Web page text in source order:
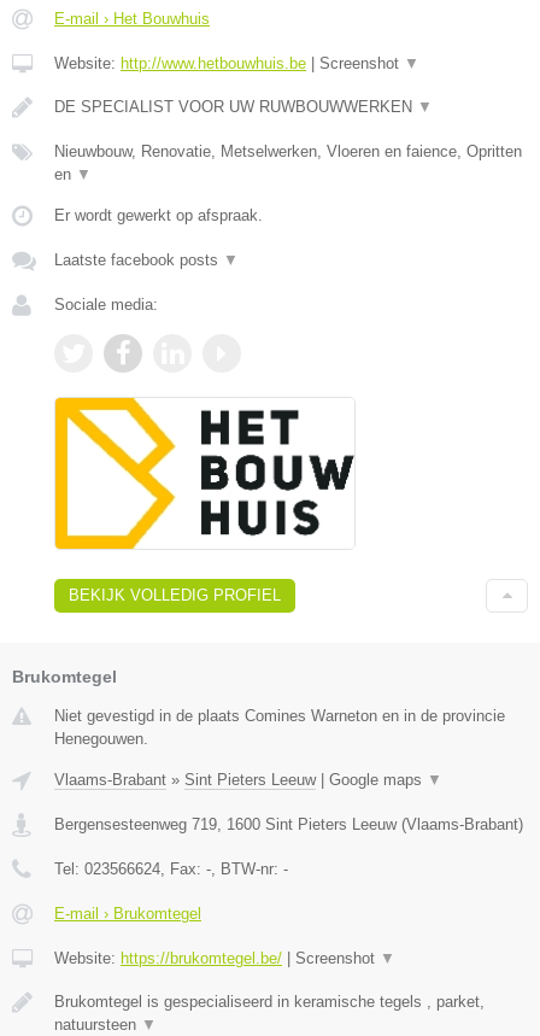
E-mail › Het Bouwhuis
Website: http://www.hetbouwhuis.be | Screenshot ▼
DE SPECIALIST VOOR UW RUWBOUWWERKEN ▼
Nieuwbouw, Renovatie, Metselwerken, Vloeren en faience, Opritten
en ▼
Er wordt gewerkt op afspraak.
Laatste facebook posts ▼
Sociale media:
BEKIJK VOLLEDIG PROFIEL
Brukomtegel
Niet gevestigd in de plaats Comines Warneton en in de provincie
Henegouwen.
Vlaams-Brabant » Sint Pieters Leeuw| Google maps ▼
Bergensesteenweg 719, 1600 Sint Pieters Leeuw(Vlaams-Brabant)
Tel: 023566624, Fax: -, BTW-nr: -
E-mail › Brukomtegel
Website: https://brukomtegel.be/ Screenshot ▼
Brukomtegel is gespecialiseerd in keramische tegels , parket,
natuursteen ▼